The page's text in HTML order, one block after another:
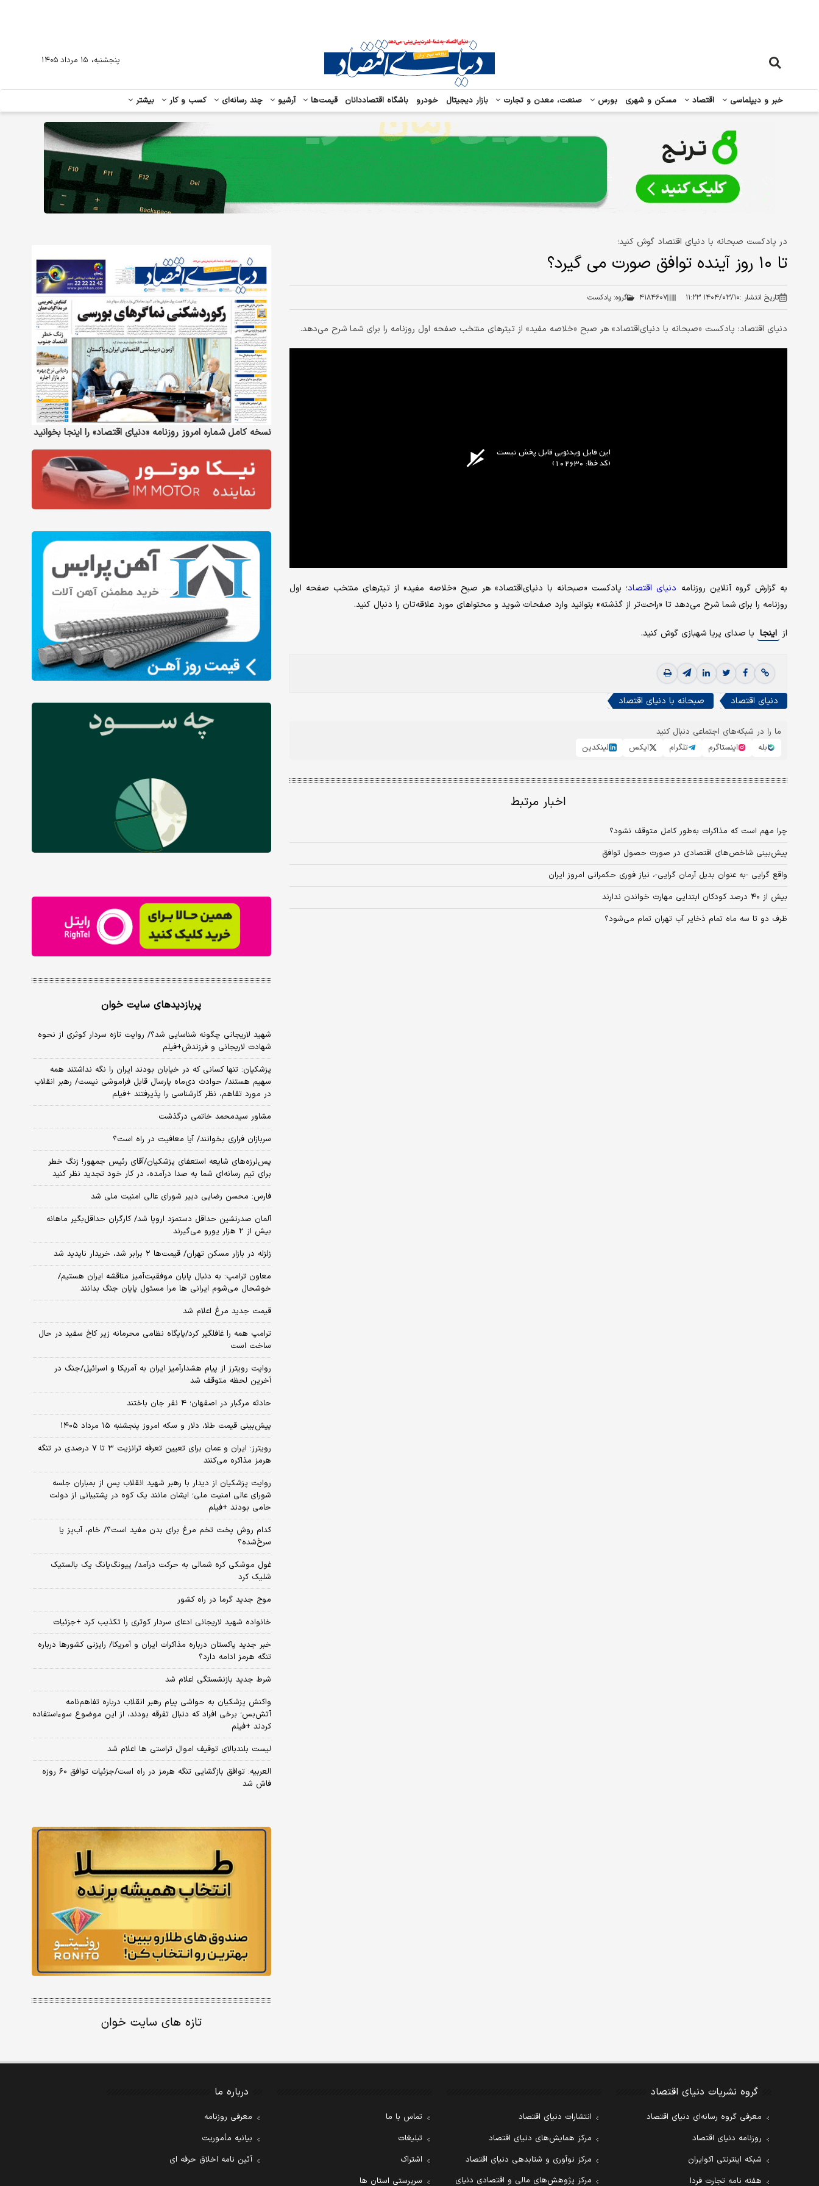
خبر و دیپلماسی اقتصاد مسکن و شهری بورس صنعت، معدن و تجارت بازار دیجیتال خودرو باشگاه اقتصاددانان قیمت‌ها آرشیو چند رسانه‌ای کسب و کار بیشتر
پنجشنبه، ۱۵ مرداد ۱۴۰۵
در پادکست صبحانه با دنیای اقتصاد گوش کنید؛
تا ۱۰ روز آینده توافق صورت می گیرد؟
تاریخ انتشار :۱۴۰۴/۰۳/۱۰ ۱۱:۲۳ ۴۱۸۴۶۰۷ گروه: پادکست
دنیای اقتصاد: پادکست «صبحانه با دنیای‌اقتصاد» هر صبح «خلاصه مفید» از تیترهای منتخب صفحه اول روزنامه را برای شما شرح می‌دهد.
این فایل ویدئویی قابل پخش نیست
(کد خطا: 102630)
به گزارش گروه آنلاین روزنامه دنیای اقتصاد؛ پادکست «صبحانه با دنیای‌اقتصاد» هر صبح «خلاصه مفید» از تیترهای منتخب صفحه اول
روزنامه را برای شما شرح می‌دهد تا «راحت‌تر از گذشته» بتوانید وارد صفحات شوید و محتواهای مورد علاقه‌تان را دنبال کنید.
از اینجا با صدای پریا شهبازی گوش کنید.
دنیای اقتصاد صبحانه با دنیای اقتصاد
ما را در شبکه‌های اجتماعی دنبال کنید
بله
اینستاگرم تلگرام ایکس لینکدین
اخبار مرتبط
چرا مهم است که مذاکرات به‌طور کامل متوقف نشود؟
پیش‌بینی شاخص‌های اقتصادی در صورت حصول توافق
واقع گرایی -به عنوان بدیل آرمان گرایی-، نیاز فوری حکمرانی امروز ایران
بیش از ۴۰ درصد کودکان ابتدایی مهارت خواندن ندارند
ظرف دو تا سه ماه تمام ذخایر آب تهران تمام می‌شود؟
نسخه کامل شماره امروز روزنامه «دنیای‌ اقتصاد» را اینجا بخوانید
پربازدیدهای سایت خوان
شهید لاریجانی چگونه شناسایی شد؟/ روایت تازه سردار کوثری از نحوه
شهادت لاریجانی و فرزندش+فیلم
پزشکیان: تنها کسانی که در خیابان بودند ایران را نگه نداشتند همه
سهیم هستند/ حوادث دی‌ماه پارسال قابل فراموشی نیست/ رهبر انقلاب
در مورد تفاهم، نظر کارشناسی را پذیرفتند +فیلم
مشاور سیدمحمد خاتمی درگذشت
سربازان فراری بخوانند/ آیا معافیت در راه است؟
پس‌لرزه‌های شایعه استعفای پزشکیان/آقای رئیس جمهور! زنگ خطر
برای تیم رسانه‌ای شما به صدا درآمده، در کار خود تجدید نظر کنید
فارس: محسن رضایی دبیر شورای عالی امنیت ملی شد
آلمان صدرنشین حداقل دستمزد اروپا شد/ کارگران حداقل‌بگیر ماهانه
بیش از ۲ هزار یورو می‌گیرند
زلزله در بازار مسکن تهران/ قیمت‌ها ۲ برابر شد، خریدار ناپدید شد
معاون ترامپ: به دنبال پایان موفقیت‌آمیز مناقشه ایران هستیم/
خوشحال می‌شوم ایرانی ها مرا مسئول پایان جنگ بدانند
قیمت جدید مرغ اعلام شد
ترامپ همه را غافلگیر کرد/پایگاه نظامی محرمانه زیر کاخ سفید در حال
ساخت است
روایت رویترز از پیام هشدارآمیز ایران به آمریکا و اسرائیل/جنگ در
آخرین لحظه متوقف شد
حادثه مرگبار در اصفهان؛ ۴ نفر جان باختند
پیش‌بینی قیمت طلا، دلار و سکه امروز پنجشنبه ۱۵ مرداد ۱۴۰۵
رویترز: ایران و عمان برای تعیین تعرفه ترانزیت ۳ تا ۷ درصدی در تنگه
هرمز مذاکره می‌کنند
روایت پزشکیان از دیدار با رهبر شهید انقلاب پس از بمباران جلسه
شورای عالی امنیت ملی؛ ایشان مانند یک کوه در پشتیبانی از دولت
حامی بودند +فیلم
کدام روش پخت تخم مرغ برای بدن مفید است؟/ خام، آب‌پز یا
سرخ‌شده؟
غول موشکی کره شمالی به حرکت درآمد/ پیونگ‌یانگ یک بالستیک
شلیک کرد
موج جدید گرما در راه کشور
خانواده شهید لاریجانی ادعای سردار کوثری را تکذیب کرد +جزئیات
خبر جدید پاکستان درباره مذاکرات ایران و آمریکا/ رایزنی کشورها درباره
تنگه هرمز ادامه دارد؟
شرط جدید بازنشستگی اعلام شد
واکنش پزشکیان به حواشی پیام رهبر انقلاب درباره تفاهم‌نامه
آتش‌بس؛ برخی افراد که دنبال تفرقه بودند، از این موضوع سوءاستفاده
کردند +فیلم
لیست بلندبالای توقیف اموال تراستی ها اعلام شد
العربیه: توافق بازگشایی تنگه هرمز در راه است/جزئیات توافق ۶۰ روزه
فاش شد
تازه های سایت خوان
گروه نشریات دنیای اقتصاد
معرفی گروه رسانه‌ای دنیای اقتصاد
روزنامه دنیای اقتصاد
شبکه اینترنتی اکوایران
هفته نامه تجارت فردا
انتشارات دنیای اقتصاد
مرکز همایش‌های دنیای اقتصاد
مرکز نوآوری و شتابدهی دنیای اقتصاد
مرکز پژوهش‌های مالی و اقتصادی دنیای
تماس با ما
تبلیغات
اشتراک
سرپرستی استان ها
درباره ما
معرفی روزنامه
بیانیه مأموریت
آئین نامه اخلاق حرفه ای